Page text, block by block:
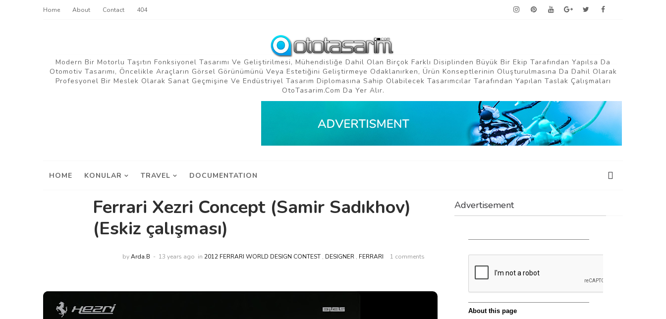
Home About Contact 404
Modern Bir Motorlu Taşıtın Fonksiyonel Tasarımı Ve Geliştirilmesi, Mühendisliğe Dahil Olan Birçok Farklı Disiplinden Büyük Bir Ekip Tarafından Yapılsa Da
Otomotiv Tasarımı, Öncelikle Araçların Görsel Görünümünü Veya Estetiğini Geliştirmeye Odaklanırken, Ürün Konseptlerinin Oluşturulmasına Da Dahil Olarak
Profesyonel Bir Meslek Olarak Sanat Geçmişine Ve Endüstriyel Tasarım Diplomasına Sahip Olabilecek Tasarımcılar Tarafından Yapılan Taslak Çalışmaları
OtoTasarim.com Da Yer Alır.
HOME KONULAR TRAVEL DOCUMENTATION
Ferrari Xezri Concept (Samir Sadıkhov)
(Eskiz çalışması)
byArda.B 13 years ago in 2012 FERRARI WORLD DESIGN CONTEST , DESIGNER , FERRARI 1 comments
Advertisement